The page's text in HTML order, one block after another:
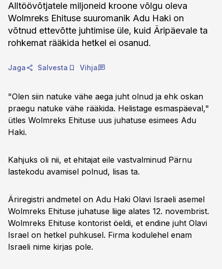
Alltöövõtjatele miljoneid kroone võlgu oleva
Wolmreks Ehituse suuromanik Adu Haki on
võtnud ettevõtte juhtimise üle, kuid Äripäevale ta
rohkemat rääkida hetkel ei osanud.
Jaga Salvesta Vihja
"Olen siin natuke vähe aega juht olnud ja ehk oskan
praegu natuke vähe rääkida. Helistage esmaspäeval,"
ütles Wolmreks Ehituse uus juhatuse esimees Adu
Haki.
Kahjuks oli nii, et ehitajat eile vastvalminud Pärnu
lastekodu avamisel polnud, lisas ta.
Äriregistri andmetel on Adu Haki Olavi Israeli asemel
Wolmreks Ehituse juhatuse liige alates 12. novembrist.
Wolmreks Ehituse kontorist öeldi, et endine juht Olavi
Israel on hetkel puhkusel. Firma kodulehel enam
Israeli nime kirjas pole.